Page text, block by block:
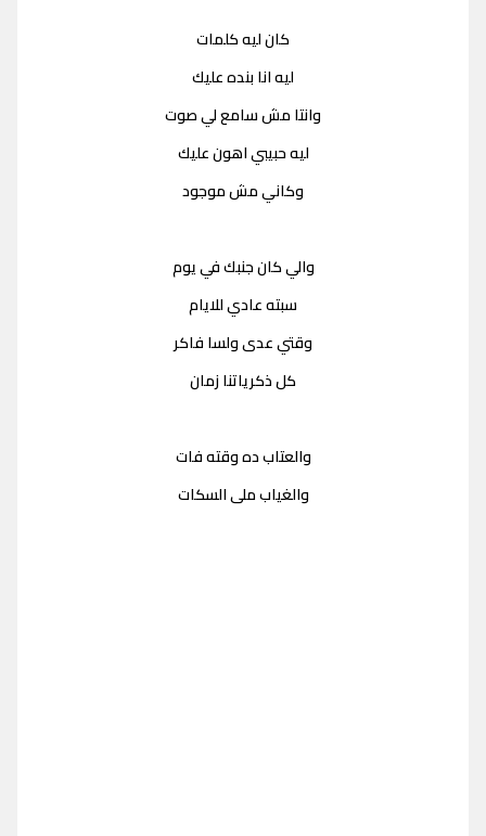
كان ليه كلمات
ليه انا بنده عليك
وانتا مش سامع لي صوت
ليه حبيبي اهون عليك
وكاني مش موجود
والي كان جنبك في يوم
سبته عادي للايام
وقتي عدى ولسا فاكر
كل ذكرياتنا زمان
والعتاب ده وقته فات
والغياب ملى السكات